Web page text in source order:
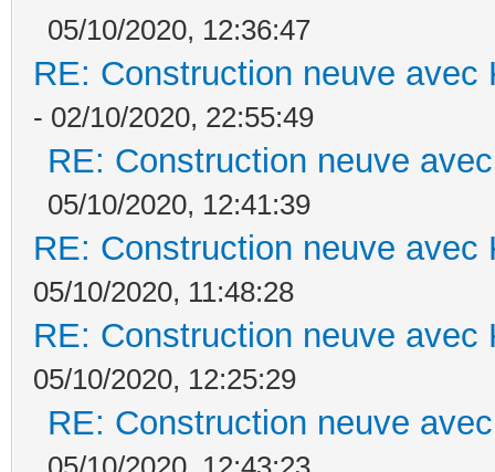
05/10/2020, 12:36:47
RE: Construction neuve avec
- 02/10/2020, 22:55:49
RE: Construction neuve
05/10/2020, 12:41:39
RE: Construction neuve avec
05/10/2020, 11:48:28
RE: Construction neuve avec
05/10/2020, 12:25:29
RE: Construction neuve